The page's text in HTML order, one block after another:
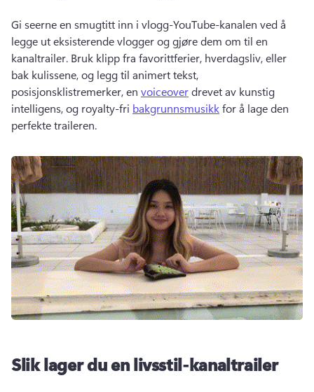
Gi seerne en smugtitt inn i vlogg-YouTube-kanalen ved å
legge ut eksisterende vlogger og gjøre dem om til en
kanaltrailer. Bruk klipp fra favorittferier, hverdagsliv, eller
bak kulissene, og legg til animert tekst,
posisjonsklistremerker, en voiceover drevet av kunstig
intelligens, og royalty-fri bakgrunnsmusikk for å lage den
perfekte traileren.
Slik lager du en livsstil-kanaltrailer